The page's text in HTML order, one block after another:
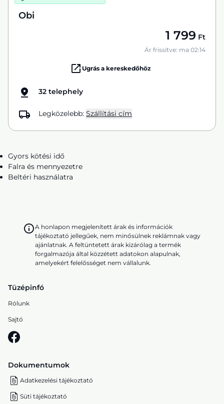
Obi
1 799 Ft
Ár frissítve: ma 02:14
Ugrás a kereskedőhöz
32 telephely
Legközelebb: Szállítási cím
Gyors kötési idő
Falra és mennyezetre
Beltéri használatra
A honlapon megjelenített árak és információk
tájékoztató jellegűek, nem minősülnek reklámnak vagy
ajánlatnak. A feltüntetett árak kizárólag a termék
forgalmazója által közzétett adatokon alapulnak,
amelyekért felelősséget nem vállalunk.
Tüzépinfó
Rólunk
Sajtó
Dokumentumok
Adatkezelési tájékoztató
Süti tájékoztató